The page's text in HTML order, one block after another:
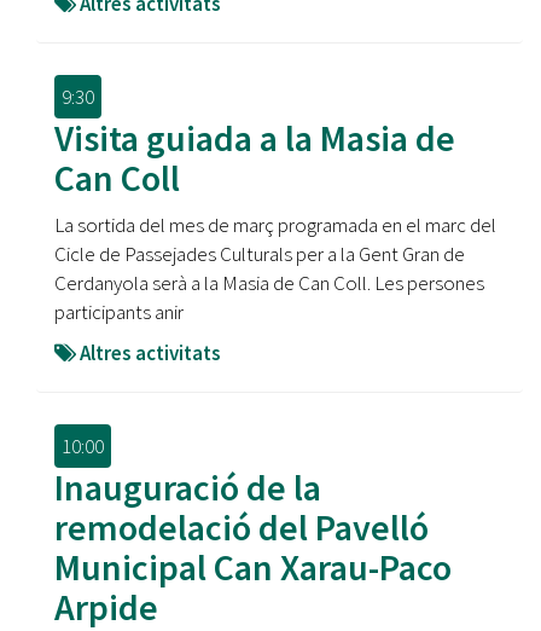
9:30
Visita guiada a la Masia de
Can Coll
La sortida del mes de març programada en el marc del
Cicle de Passejades Culturals per a la Gent Gran de
Cerdanyola serà a la Masia de Can Coll. Les persones
participants anir
Altres activitats
10:00
Inauguració de la
remodelació del Pavelló
Municipal Can Xarau-Paco
Arpide